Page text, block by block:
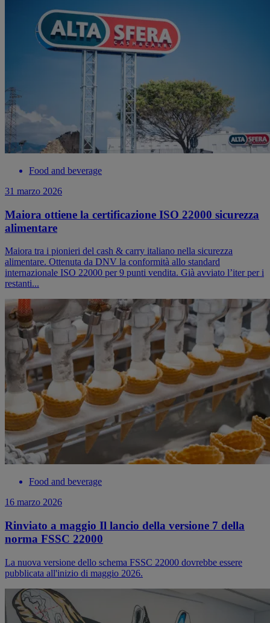
Food and beverage
31 marzo 2026
Maiora ottiene la certificazione ISO 22000 sicurezza
alimentare
Maiora tra i pionieri del cash & carry italiano nella sicurezza
alimentare. Ottenuta da DNV la conformità allo standard
internazionale ISO 22000 per 9 punti vendita. Già avviato l’iter per i
restanti...
Food and beverage
16 marzo 2026
Rinviato a maggio Il lancio della versione 7 della
norma FSSC 22000
La nuova versione dello schema FSSC 22000 dovrebbe essere
pubblicata all'inizio di maggio 2026.